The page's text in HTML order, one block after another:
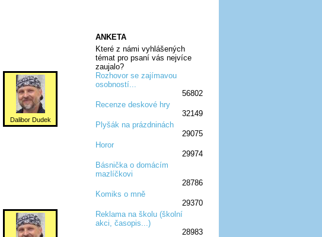
ANKETA
Které z námi vyhlášených
témat pro psaní vás nejvíce
zaujalo?
Rozhovor se zajímavou
osobností...
56802
Recenze deskové hry
32149
Plyšák na prázdninách
29075
Horor
29974
Básnička o domácím
mazlíčkovi
28786
Komiks o mně
29370
:D
Reklama na školu (školní
akci, časopis...)
28983
Dalibor Dudek